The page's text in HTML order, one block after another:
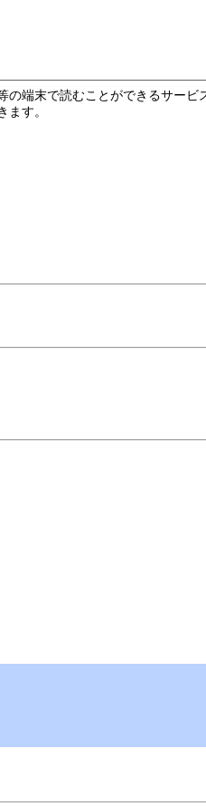
端末で読むことができるサービ
す。